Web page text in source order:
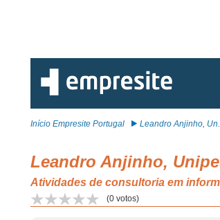
Início Empresite Portugal Leandro Anjinho,
Leandro Anjinho,
Atividades de consultoria em
(0 votos)